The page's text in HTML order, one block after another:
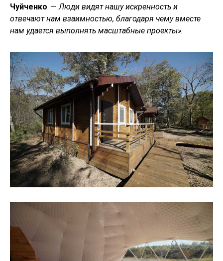
Чуйченко. — Люди видят нашу искренность и
отвечают нам взаимностью, благодаря чему вместе
нам удается выполнять масштабные проекты».